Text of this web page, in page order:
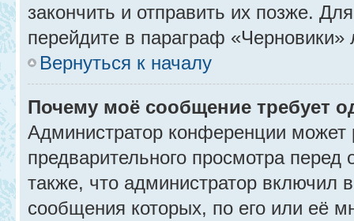
закончить и отправить их позже.
перейдите в параграф «Черновики»
Вернуться к началу
Почему моё сообщение требует
Администратор конференции
предварительного просмотра
также, что администратор включил
сообщения которых, по его или её